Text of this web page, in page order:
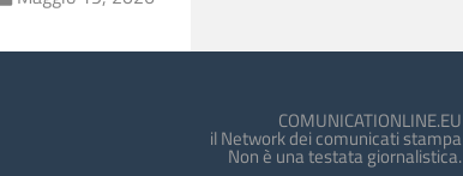
COMUNICATIONLINE.EU
il Network dei comunicati stampa
Non è una testata giornalistica.